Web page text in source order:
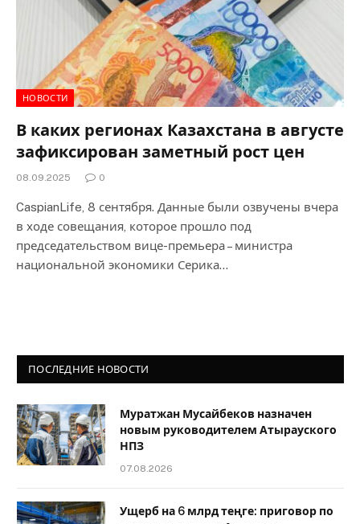
НОВОСТИ
В каких регионах Казахстана в августе
зафиксирован заметный рост цен
08.09.2025 0
CaspianLife, 8 сентября. Данные были озвучены вчера
в ходе совещания, которое прошло под
председательством вице-премьера – министра
национальной экономики Серика…
ПОСЛЕДНИЕ НОВОСТИ
Муратжан Мусайбеков назначен
новым руководителем Атырауского
НПЗ
07.08.2026
Ущерб на 6 млрд теңге: приговор по